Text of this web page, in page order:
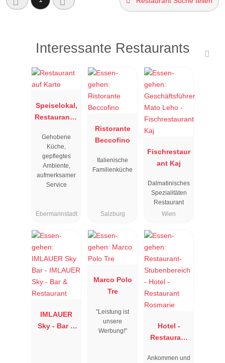
Interessante Restaurants
Speiselokal,
Restaurant "
"
Gehobene
Küche,
gepflegtes
Ambiente,
aufmerksamer
Service
Ebermannstadt
Ristorante
Beccofino
Italienische
Familienküche
Salzburg
Fischrestaur
ant Kaj
Dalmatinisches
Spezialitäten
Restaurant
Wien
IMLAUER
Sky - Bar &
Marco Polo
Tre
"Leistung ist
unsere
Werbung!"
Hotel -
Restaurant
Ankommen und